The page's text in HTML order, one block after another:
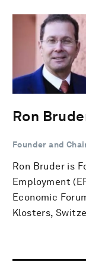
Ron
Founder and
Ron Bruder is
Employment
Economic
Klosters,